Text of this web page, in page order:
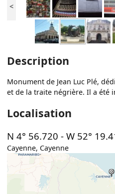
<
Description
Monument de Jean Luc Plé,
et de la traite négrière. Il a été
Localisation
N 4° 56.720 -W 52°
Cayenne, Cayenne